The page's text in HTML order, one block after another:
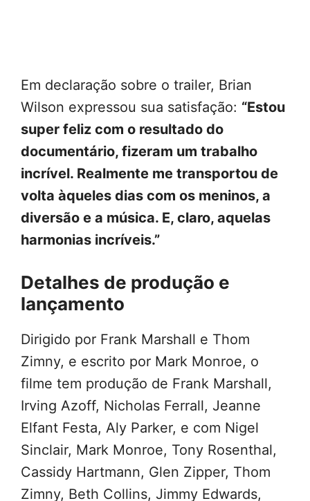
Em declaração sobre o trailer, Brian
Wilson expressou sua satisfação: “Estou
super feliz com o resultado do
documentário, fizeram um trabalho
incrível. Realmente me transportou de
volta àqueles dias com os meninos, a
diversão e a música. E, claro, aquelas
harmonias incríveis.”
Detalhes de produção e
lançamento
Dirigido por Frank Marshall e Thom
Zimny, e escrito por Mark Monroe, o
filme tem produção de Frank Marshall,
Irving Azoff, Nicholas Ferrall, Jeanne
Elfant Festa, Aly Parker, e com Nigel
Sinclair, Mark Monroe, Tony Rosenthal,
Cassidy Hartmann, Glen Zipper, Thom
Zimny, Beth Collins, Jimmy Edwards,